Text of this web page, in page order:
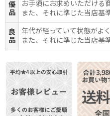
優
品
お手頃にお求めいただける
また、それに準じた当店基
良
品
年代が経っていて状態がよ
また、それに準じた当店基